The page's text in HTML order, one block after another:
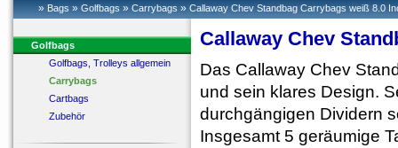
» Bags » Golfbags » Carrybags » Callaway Chev Standbag Carrybags weiß 8.0
Golfbags
Golfbags, Trolleys allgemein
Carrybags
Cartbags
Zubehör
Callaway Chev
Das Callaway Chev
und sein klares Design.
durchgängigen Dividern
Insgesamt 5 geräumige